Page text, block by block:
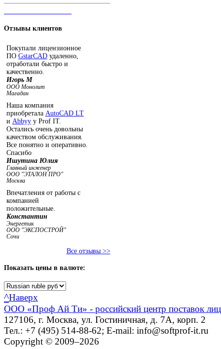
Отзывы клиентов
Покупали лицензионное
ПО GstarCAD удаленно,
отработали быстро и
качественно.
Игорь М
ООО Монолит
Магадан
Наша компания
приобретала AutoCAD LT
и Abbyy у Prof IT.
Остались очень довольны
качеством обслуживания.
Все понятно и оперативно.
Спасибо
Ишутина Юлия
Главный инженер
ООО "ЭТАЛОН ПРО"
Москва
Впечатления от работы с
компанией
положительные.
Константин
Энергетик
ООО "ЭКСПОСТРОЙ"
Сочи
Все отзывы >>
Показать цены в валюте:
^Наверх
ООО «Проф Ай Ти» - российский центр поставок
127106, г. Москва, ул. Гостиничная, д. 7А, корп. 2
Тел.: +7 (495) 514-88-62; E-mail: info@softprof-it.ru
Copyright © 2009–2026